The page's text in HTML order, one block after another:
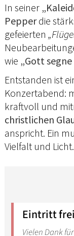
In seiner
Pepperdie
gefeierten
wie „Gott segne
Entstanden ist
Konzertabend:
kraftvoll und
christlichen
anspricht. Ein
Vielfalt und Licht.